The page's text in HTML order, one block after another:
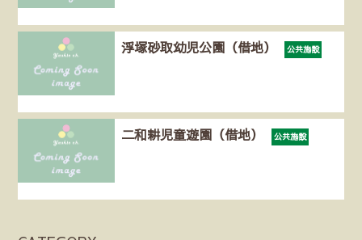
浮塚砂取幼児公園（借地） 公共施設
二和耕児童遊園（借地） 公共施設